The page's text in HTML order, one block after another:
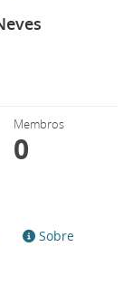
Membros
0
Sobre